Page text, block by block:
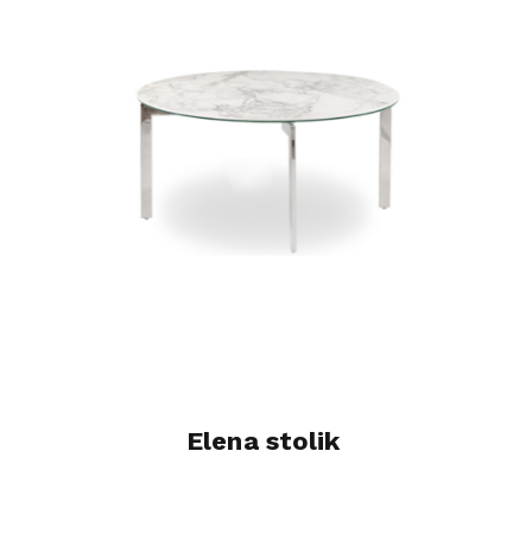
Elena stolik